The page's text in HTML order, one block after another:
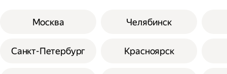
Москва
Санкт-Петербург
Челябинск
Красноярск